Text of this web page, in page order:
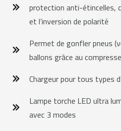
protection anti-étincelles,
et l’inversion de polarité
Permet de gonfler pneus
ballons grâce au
Chargeur pour tous types
Lampe torche LED ultra
avec 3 modes